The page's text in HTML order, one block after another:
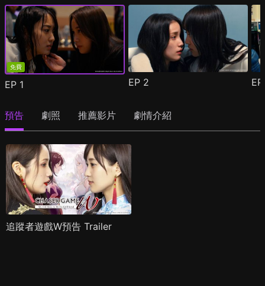
免費
EP 1 EP 2
預告 劇照 推薦影片 劇情介紹
追蹤者遊戲W預告 Trailer